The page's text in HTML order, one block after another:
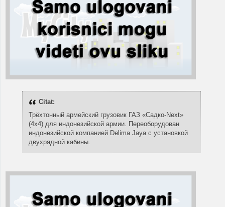
Citat:
Трёхтонный армейский грузовик ГАЗ «Садко-Next»
(4х4) для индонезийской армии. Переоборудован
индонезийской компанией Delima Jaya с установкой
двухрядной кабины.